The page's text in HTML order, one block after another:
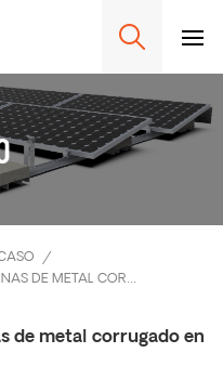
/
160KW D01 L PIES PARA LÁMINAS DE METAL CORRUGADO EN FILIPINAS
de metal corrugado en